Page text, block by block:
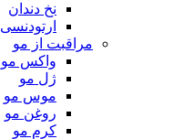
نخ دندان
ارتودنسی
مراقبت از مو
واکس مو
ژل مو
موس مو
روغن مو
کرم مو